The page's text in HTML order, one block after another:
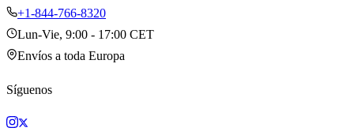
+1-844-766-8320
Lun-Vie, 9:00 - 17:00 CET
Envíos a toda Europa
Síguenos